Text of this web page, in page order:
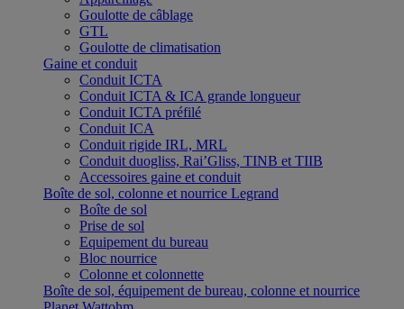
Goulotte de câblage
GTL
Goulotte de climatisation
Gaine et conduit
Conduit ICTA
Conduit ICTA & ICA grande longueur
Conduit ICTA préfilé
Conduit ICA
Conduit rigide IRL, MRL
Conduit duogliss, Rai’Gliss, TINB et TIIB
Accessoires gaine et conduit
Boîte de sol, colonne et nourrice Legrand
Boîte de sol
Prise de sol
Equipement du bureau
Bloc nourrice
Colonne et colonnette
Boîte de sol, équipement de bureau, colonne et nourrice